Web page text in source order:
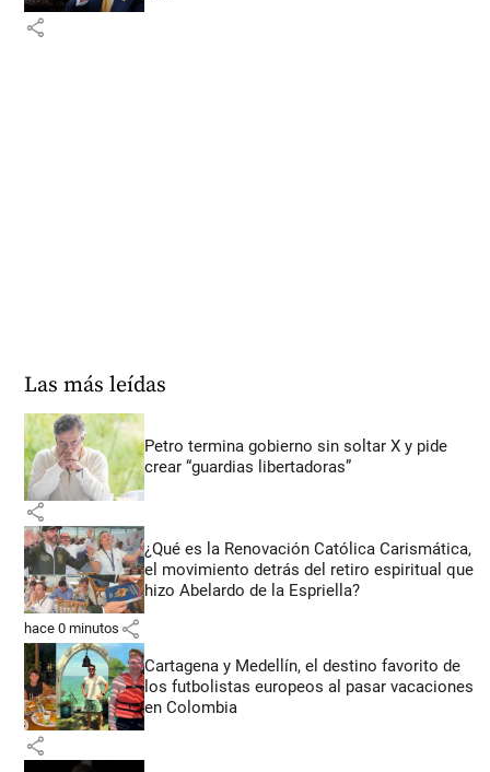
share
Las más leídas
Petro termina gobierno sin soltar X y pide
crear “guardias libertadoras”
share
¿Qué es la Renovación Católica Carismática,
el movimiento detrás del retiro espiritual que
hizo Abelardo de la Espriella?
hace 0 minutos share
Cartagena y Medellín, el destino favorito de
los futbolistas europeos al pasar vacaciones
en Colombia
share